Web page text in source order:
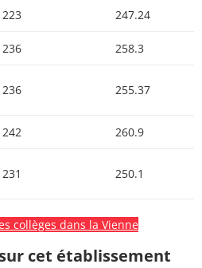
223 247.24
236 258.3
236 255.37
242 260.9
231 250.1
collèges dans la Vienne
cet établissement